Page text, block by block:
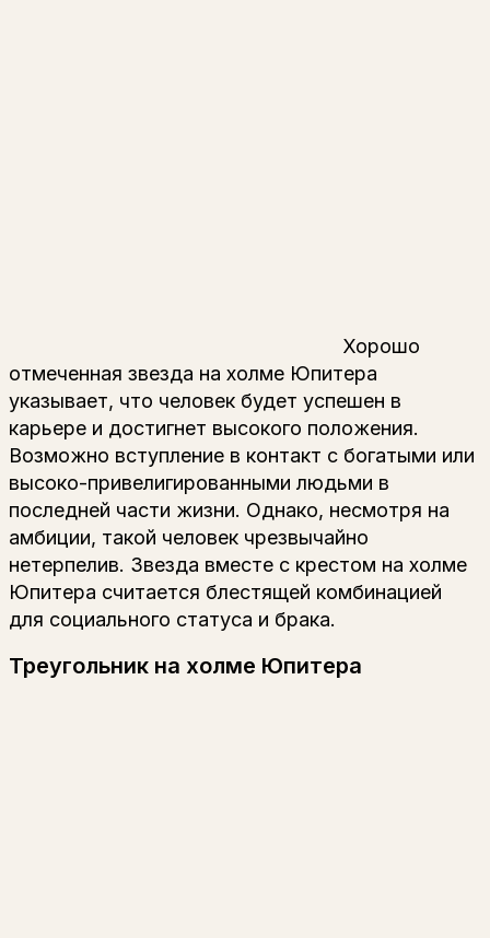
Хорошо
отмеченная звезда на холме Юпитера
указывает, что человек будет успешен в
карьере и достигнет высокого положения.
Возможно вступление в контакт с богатыми или
высоко-привелигированными людьми в
последней части жизни. Однако, несмотря на
амбиции, такой человек чрезвычайно
нетерпелив. Звезда вместе с крестом на холме
Юпитера считается блестящей комбинацией
для социального статуса и брака.
Треугольник на холме Юпитера